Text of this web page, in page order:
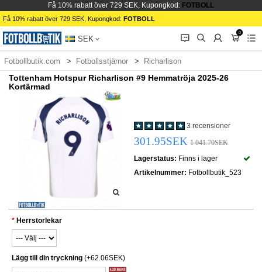
Få 10% rabatt över 729 SEK, Kupongkod: FOTBOLL
Få 10% rabatt över 729 SEK, Kupongkod: FOTBOLL
SEK 󰂱 󰂨 󰃳
0
󰃦 󰃖
Fotbollbutik.com Fotbollsstjärnor Richarlison
Tottenham Hotspur Richarlison #9 Hemmatröja 2025-26
Kortärmad
3 recensioner
301.95SEK 1 041.70SEK
Lagerstatus: Finns i lager
Artikelnummer: Fotbollbutik_523
Herrstorlekar
Lägg till din tryckning (+62.06SEK)